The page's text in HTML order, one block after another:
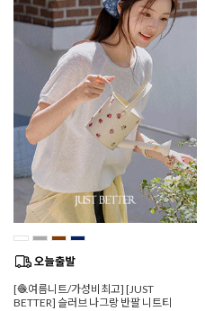
[🧶여름니트/가성비최고] [JUST
BETTER] 슬러브 나그랑 반팔 니트티